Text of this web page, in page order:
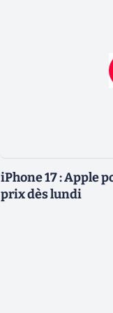
iPhone 17 : Apple
prix dès lundi